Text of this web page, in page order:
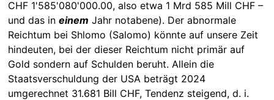
CHF 1'585'080'000.00, also etwa 1 Mrd 585 Mill CHF –
und das in einem Jahr notabene). Der abnormale
Reichtum bei Shlomo (Salomo) könnte auf unsere Zeit
hindeuten, bei der dieser Reichtum nicht primär auf
Gold sondern auf Schulden beruht. Allein die
Staatsverschuldung der USA beträgt 2024
umgerechnet 31.681 Bill CHF, Tendenz steigend, d. i.